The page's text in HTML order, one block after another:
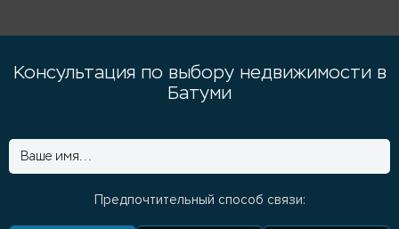
Консультация по выбору недвижимости в
Батуми
Предпочтительный способ связи: